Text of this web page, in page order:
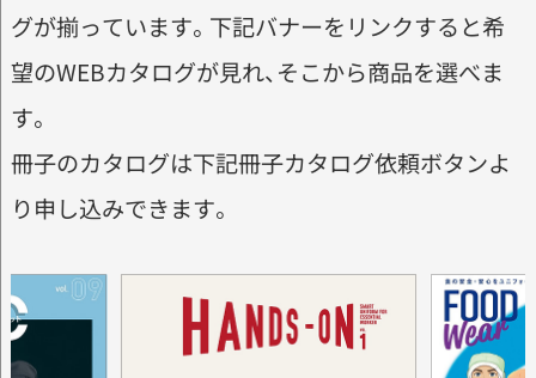
グが揃っています。下記バナーをリンクすると希
望のWEBカタログが見れ、そこから商品を選べま
す。
冊子のカタログは下記冊子カタログ依頼ボタンよ
り申し込みできます。